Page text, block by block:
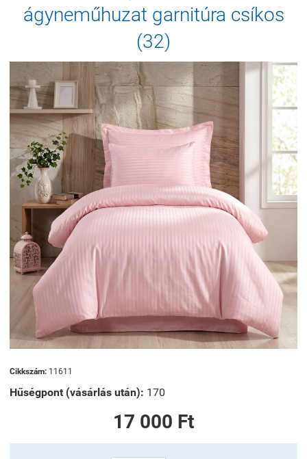
ágyneműhuzat garnitúra csíkos
(32)
Cikkszám: 11611
Hűségpont (vásárlás után): 170
17 000 Ft